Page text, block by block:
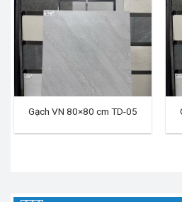
Gạch VN 80×80 cm TD-05